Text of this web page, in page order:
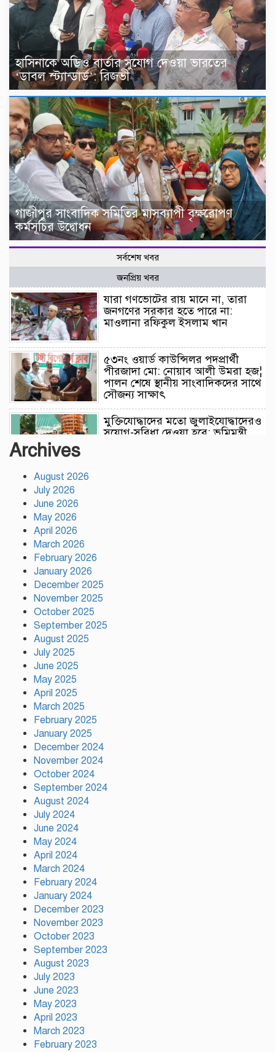
হাসিনাকে অডিও বার্তার সুযোগ দেওয়া ভারতের
‘ডাবল স্ট্যান্ডার্ড’: রিজভী
গাজীপুর সাংবাদিক সমিতির মাসব্যাপী বৃক্ষরোপণ
কর্মসূচির উদ্বোধন
সর্বশেষ খবর
জনপ্রিয় খবর
যারা গণভোটের রায় মানে না, তারা
জনগণের সরকার হতে পারে না:
মাওলানা রফিকুল ইসলাম খান
৫৩নং ওয়ার্ড কাউন্সিলর পদপ্রার্থী
পীরজাদা মো: নোয়াব আলী উমরা হজ¦
পালন শেষে স্থানীয় সাংবাদিকদের সাথে
সৌজন্য সাক্ষাৎ
মুক্তিযোদ্ধাদের মতো জুলাইযোদ্ধাদেরও
সুযোগ-সুবিধা দেওয়া হবে: ভূমিমন্ত্রী
আজ ঢাকায় দুই উন্মুক্ত কনসার্ট, কোন
মঞ্চে থাকছেন কোন শিল্পী
Archives
August 2026
July 2026
June 2026
May 2026
April 2026
March 2026
February 2026
January 2026
December 2025
November 2025
October 2025
September 2025
August 2025
July 2025
June 2025
May 2025
April 2025
March 2025
February 2025
January 2025
December 2024
November 2024
October 2024
September 2024
August 2024
July 2024
June 2024
May 2024
April 2024
March 2024
February 2024
January 2024
December 2023
November 2023
October 2023
September 2023
August 2023
July 2023
June 2023
May 2023
April 2023
March 2023
February 2023